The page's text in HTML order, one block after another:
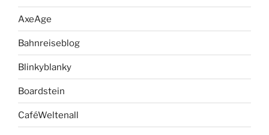
AxeAge
Bahnreiseblog
Blinkyblanky
Boardstein
CaféWeltenall